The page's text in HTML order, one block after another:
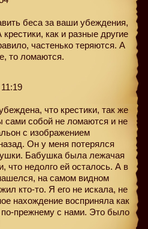
беса за ваши убеждения,
как и разные другие
частенько теряются. А
то ломаются.
что крестики, так же
сами собой не ломаются и не
с изображением
Он у меня потерялся
Бабушка была лежачая
что недолго ей осталось. А в
на самом видном
кто-то. Я его не искала, не
нахождение восприняла как
по-прежнему с нами. Это было